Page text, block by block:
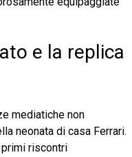
e la replica
mediatiche non
neonata di casa Ferrari.
riscontri